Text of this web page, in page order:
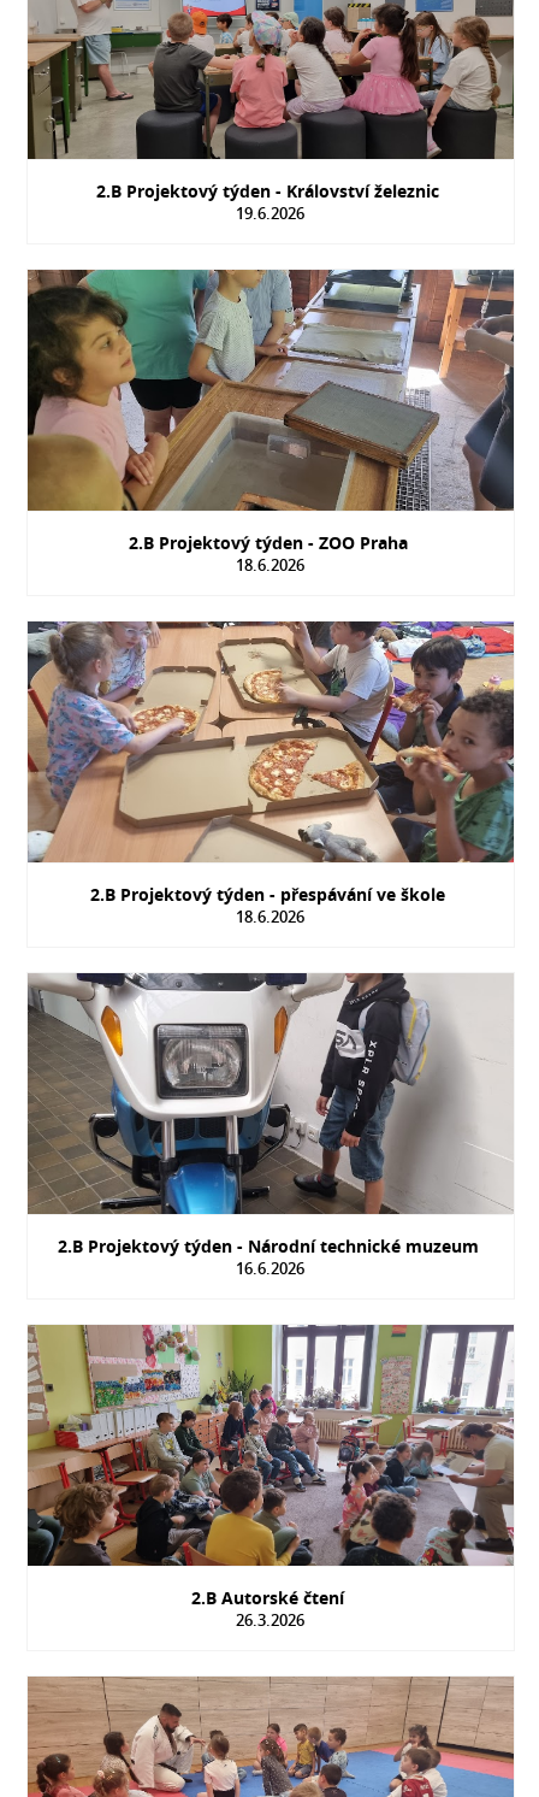
2.B Projektový týden - Království železnic
19.6.2026
2.B Projektový týden - ZOO Praha
18.6.2026
2.B Projektový týden - přespávání ve škole
18.6.2026
2.B Projektový týden - Národní technické muzeum
16.6.2026
2.B Autorské čtení
26.3.2026